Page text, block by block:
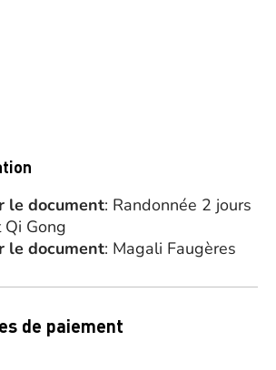
le document: Randonnée 2 jours
Qi Gong
le document: Magali Faugères
de paiement